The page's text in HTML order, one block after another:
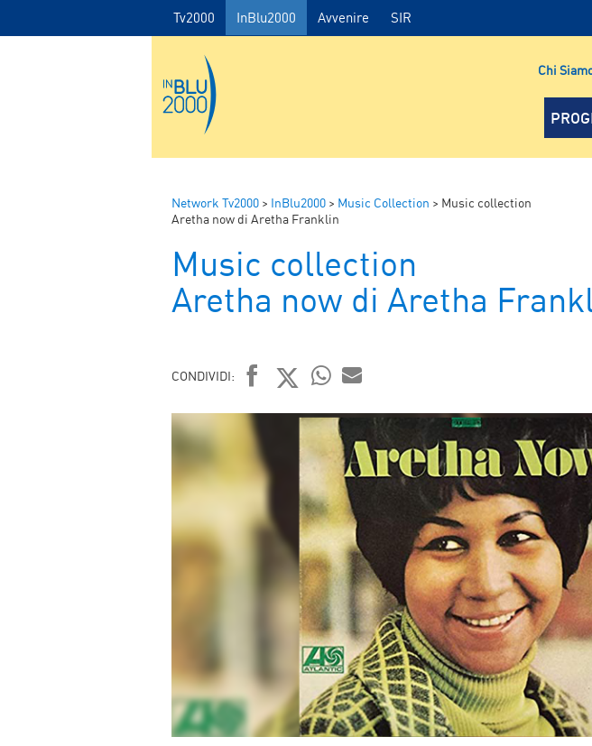
Tv2000 InBlu2000 Avvenire SIR
Chi
Network Tv2000 > InBlu2000 > Music Collection > Music collection
Aretha now di Aretha Franklin
Music collection
Aretha now di Aretha
CONDIVIDI:
FACEBOOK
TWITTER
WHATSAPP
MAIL